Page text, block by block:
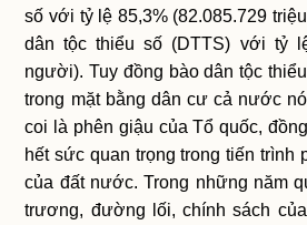
số với tỷ lệ 85,3% (82.085.729
dân tộc thiểu số (DTTS) với tỷ
người). Tuy đồng bào dân tộc
trong mặt bằng dân cư cả nước
coi là phên giậu của Tổ quốc,
hết sức quan trọng trong tiến trình
của đất nước. Trong những năm
trương, đường lối, chính sách